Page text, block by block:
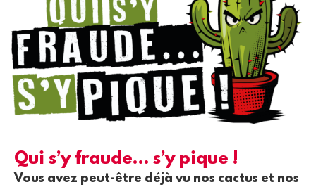
Qui s’y fraude… s’y pique !
Vous avez peut-être déjà vu nos cactus et nos